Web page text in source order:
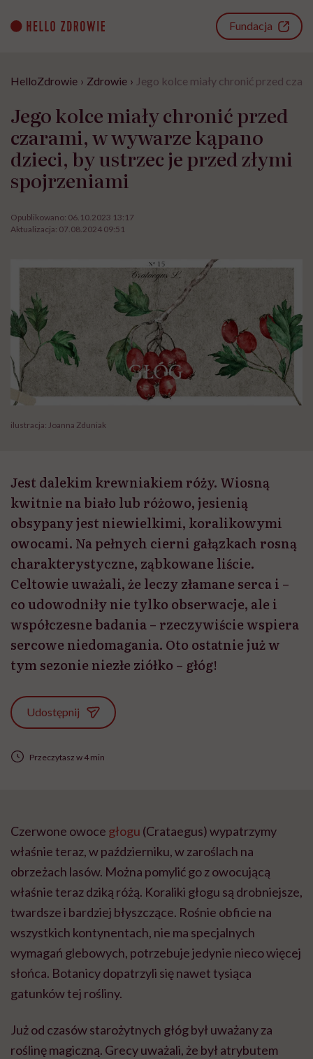
content
Fundacja
HelloZdrowie › Zdrowie › Jego kolce miały chronić przed
Jego kolce miały chronić przed
czarami, w wywarze kąpano
dzieci, by ustrzec je przed złymi
spojrzeniami
Opublikowano: 06.10.2023 13:17
Aktualizacja: 07.08.2024 09:51
ilustracja: Joanna Zduniak
Jest dalekim krewniakiem róży. Wiosną
kwitnie na biało lub różowo, jesienią
obsypany jest niewielkimi, koralikowymi
owocami. Na pełnych cierni gałązkach rosną
charakterystyczne, ząbkowane liście.
Celtowie uważali, że leczy złamane serca i –
co udowodniły nie tylko obserwacje, ale i
współczesne badania – rzeczywiście wspiera
sercowe niedomagania. Oto ostatnie już w
tym sezonie niezłe ziółko – głóg!
Udostępnij
Przeczytasz w 4 min
Czerwone owoce głogu (Crataegus) wypatrzymy
właśnie teraz, w październiku, w zaroślach na
obrzeżach lasów. Można pomylić go z owocującą
właśnie teraz dziką różą. Koraliki głogu są drobniejsze,
twardsze i bardziej błyszczące. Rośnie obficie na
wszystkich kontynentach, nie ma specjalnych
wymagań glebowych, potrzebuje jedynie nieco więcej
słońca. Botanicy dopatrzyli się nawet tysiąca
gatunków tej rośliny.
Już od czasów starożytnych głóg był uważany za
roślinę magiczną. Grecy uważali, że był atrybutem